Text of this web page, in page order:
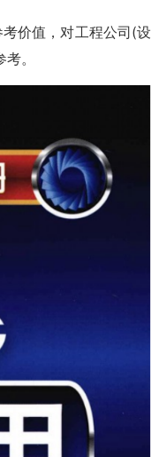
价值，对工程公司(设
。